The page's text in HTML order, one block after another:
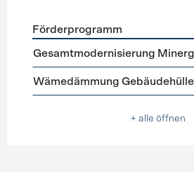
Förderprogramme
Förderprogramm
Gesamtmodernisierung
Wämedämmung Gebäudehülle
+ alle öffnen